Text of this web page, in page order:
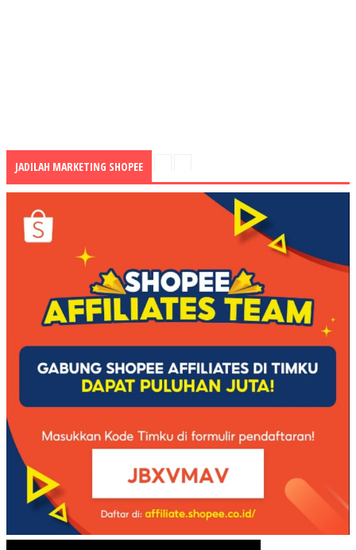
JADILAH MARKETING SHOPEE